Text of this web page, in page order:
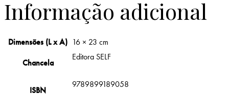
Informação adicional
Dimensões (L x A) 16 × 23 cm
Chancela
Editora SELF
ISBN
9789899189058